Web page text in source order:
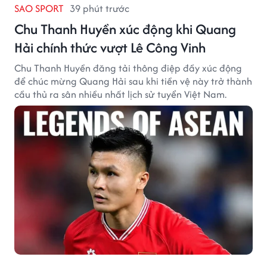
SAO SPORT 39 phút trước
Chu Thanh Huyền xúc động khi Quang
Hải chính thức vượt Lê Công Vinh
Chu Thanh Huyền đăng tải thông điệp đầy xúc động
để chúc mừng Quang Hải sau khi tiền vệ này trở thành
cầu thủ ra sân nhiều nhất lịch sử tuyển Việt Nam.